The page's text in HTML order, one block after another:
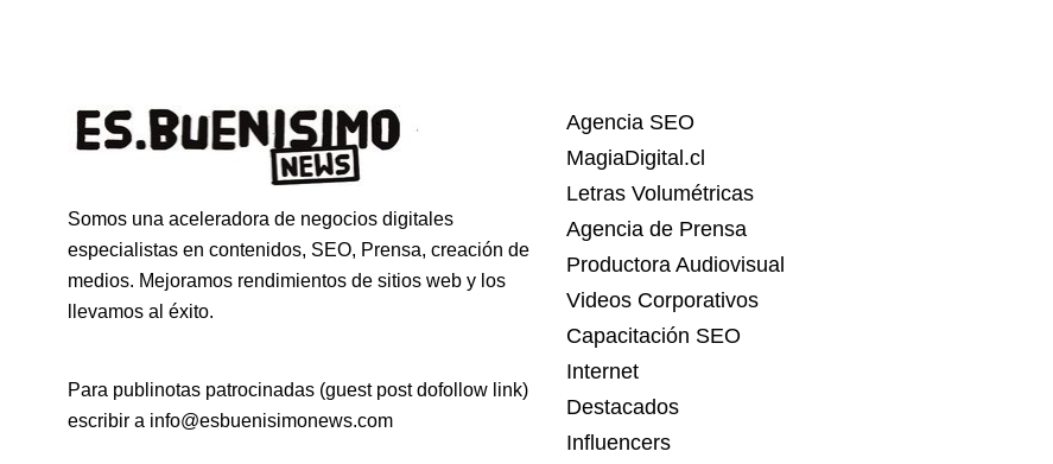
Somos una aceleradora de negocios digitales
especialistas en contenidos, SEO, Prensa, creación de
medios. Mejoramos rendimientos de sitios web y los
llevamos al éxito.
Para publinotas patrocinadas (guest post dofollow link)
escribir a info@esbuenisimonews.com
Agencia SEO
MagiaDigital.cl
Letras Volumétricas
Agencia de Prensa
Productora Audiovisual
Videos Corporativos
Capacitación SEO
Internet
Destacados
Influencers